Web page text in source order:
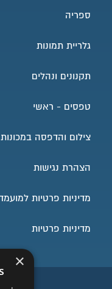
ספריה
גלריית תמונות
תקנונים ונהלים
טפסים - ראשי
צילום והדפסה
הצהרת נגישות
מדיניות פרטיות
מדיניות פרטיות
×